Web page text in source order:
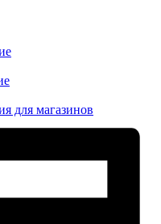
для магазинов